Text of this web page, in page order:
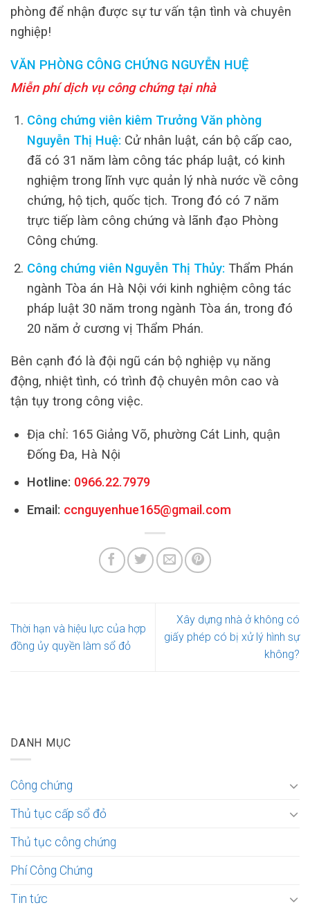
phòng để nhận được sự tư vấn tận tình và chuyên
nghiệp!
VĂN PHÒNG CÔNG CHỨNG NGUYỄN HUỆ
Miễn phí dịch vụ công chứng tại nhà
Công chứng viên kiêm Trưởng Văn phòng
Nguyễn Thị Huệ: Cử nhân luật, cán bộ cấp cao,
đã có 31 năm làm công tác pháp luật, có kinh
nghiệm trong lĩnh vực quản lý nhà nước về công
chứng, hộ tịch, quốc tịch. Trong đó có 7 năm
trực tiếp làm công chứng và lãnh đạo Phòng
Công chứng.
Công chứng viên Nguyễn Thị Thủy: Thẩm Phán
ngành Tòa án Hà Nội với kinh nghiệm công tác
pháp luật 30 năm trong ngành Tòa án, trong đó
20 năm ở cương vị Thẩm Phán.
Bên cạnh đó là đội ngũ cán bộ nghiệp vụ năng
động, nhiệt tình, có trình độ chuyên môn cao và
tận tụy trong công việc.
Địa chỉ: 165 Giảng Võ, phường Cát Linh, quận
Đống Đa, Hà Nội
Hotline: 0966.22.7979
Email: ccnguyenhue165@gmail.com
Thời hạn và hiệu lực của hợp
đồng ủy quyền làm sổ đỏ
Xây dựng nhà ở không có
giấy phép có bị xử lý hình sự
không?
DANH MỤC
Công chứng
Thủ tục cấp sổ đỏ
Thủ tục công chứng
Phí Công Chứng
Tin tức